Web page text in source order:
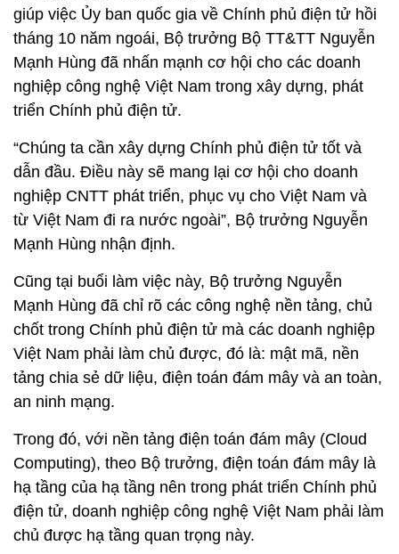
giúp việc Ủy ban quốc gia về Chính phủ điện tử hồi
tháng 10 năm ngoái, Bộ trưởng Bộ TT&TT Nguyễn
Mạnh Hùng đã nhấn mạnh cơ hội cho các doanh
nghiệp công nghệ Việt Nam trong xây dựng, phát
triển Chính phủ điện tử.
“Chúng ta cần xây dựng Chính phủ điện tử tốt và
dẫn đầu. Điều này sẽ mang lại cơ hội cho doanh
nghiệp CNTT phát triển, phục vụ cho Việt Nam và
từ Việt Nam đi ra nước ngoài”, Bộ trưởng Nguyễn
Mạnh Hùng nhận định.
Cũng tại buổi làm việc này, Bộ trưởng Nguyễn
Mạnh Hùng đã chỉ rõ các công nghệ nền tảng, chủ
chốt trong Chính phủ điện tử mà các doanh nghiệp
Việt Nam phải làm chủ được, đó là: mật mã, nền
tảng chia sẻ dữ liệu, điện toán đám mây và an toàn,
an ninh mạng.
Trong đó, với nền tảng điện toán đám mây (Cloud
Computing), theo Bộ trưởng, điện toán đám mây là
hạ tầng của hạ tầng nên trong phát triển Chính phủ
điện tử, doanh nghiệp công nghệ Việt Nam phải làm
chủ được hạ tầng quan trọng này.